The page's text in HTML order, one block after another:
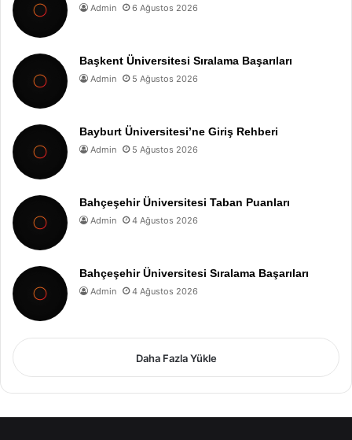
Admin 6 Ağustos 2026
Başkent Üniversitesi Sıralama Başarıları
Admin 5 Ağustos 2026
Bayburt Üniversitesi’ne Giriş Rehberi
Admin 5 Ağustos 2026
Bahçeşehir Üniversitesi Taban Puanları
Admin 4 Ağustos 2026
Bahçeşehir Üniversitesi Sıralama Başarıları
Admin 4 Ağustos 2026
Daha Fazla Yükle